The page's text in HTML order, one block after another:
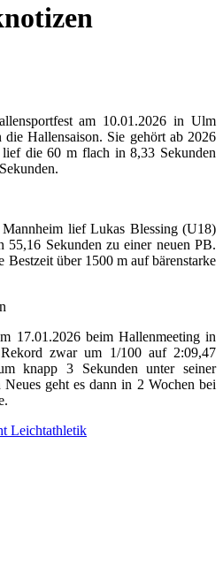
am 10.01.2026 in Ulm
Hallensaison. Sie gehört ab 2026
die 60 m flach in 8,33 Sekunden
lief Lukas Blessing (U18)
55,16 Sekunden zu einer neuen PB.
über 1500 m auf bärenstarke
17.01.2026 beim Hallenmeeting in
zwar um 1/100 auf 2:09,47
knapp 3 Sekunden unter seiner
geht es dann in 2 Wochen bei
Leichtathletik